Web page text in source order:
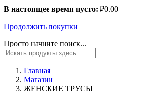
В настоящее время пусто: ₽0.00
Продолжить покупки
Просто начните поиск...
Главная
Магазин
ЖЕНСКИЕ ТРУСЫ